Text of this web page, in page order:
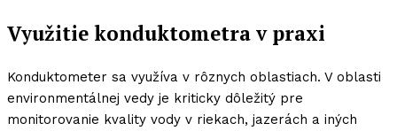
Využitie konduktometra v praxi
Konduktometer sa využíva v rôznych oblastiach. V oblasti
environmentálnej vedy je kriticky dôležitý pre
monitorovanie kvality vody v riekach, jazerách a iných